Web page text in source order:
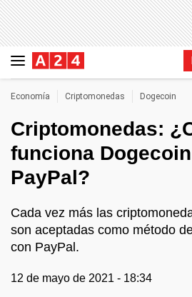
Economía Criptomonedas Dogecoin
Criptomonedas:
funciona
PayPal?
Cada vez más las
son aceptadas como método
con PayPal.
12 de mayo de 2021 - 18:34